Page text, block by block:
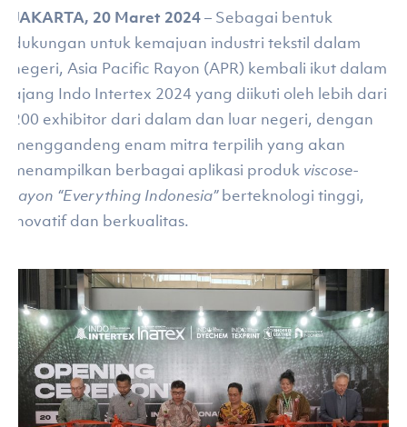
JAKARTA, 20 Maret 2024– Sebagai bentuk
dukungan untuk kemajuan industri tekstil dalam
negeri, Asia Pacific Rayon (APR) kembali ikut dalam
ajang Indo Intertex 2024 yang diikuti oleh lebih dari
200 exhibitor dari dalam dan luar negeri, dengan
menggandeng enam mitra terpilih yang akan
menampilkan berbagai aplikasi produk viscose-
rayon “Everything Indonesia”berteknologi tinggi,
inovatif dan berkualitas.